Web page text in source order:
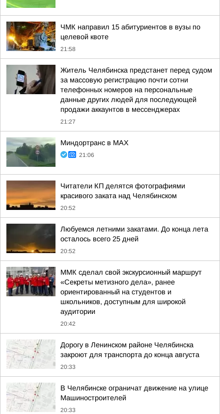
ЧМК направил 15 абитуриентов в вузы по
целевой квоте
21:58
Житель Челябинска предстанет перед судом
за массовую регистрацию почти сотни
телефонных номеров на персональные
данные других людей для последующей
продажи аккаунтов в мессенджерах
21:27
Миндортранс в MAX
21:06
Читатели КП делятся фотографиями
красивого заката над Челябинском
20:52
Любуемся летними закатами. До конца лета
осталось всего 25 дней
20:52
ММК сделал свой экскурсионный маршрут
«Секреты метизного дела», ранее
ориентированный на студентов и
школьников, доступным для широкой
аудитории
20:42
Дорогу в Ленинском районе Челябинска
закроют для транспорта до конца августа
20:33
В Челябинске ограничат движение на улице
Машиностроителей
20:33